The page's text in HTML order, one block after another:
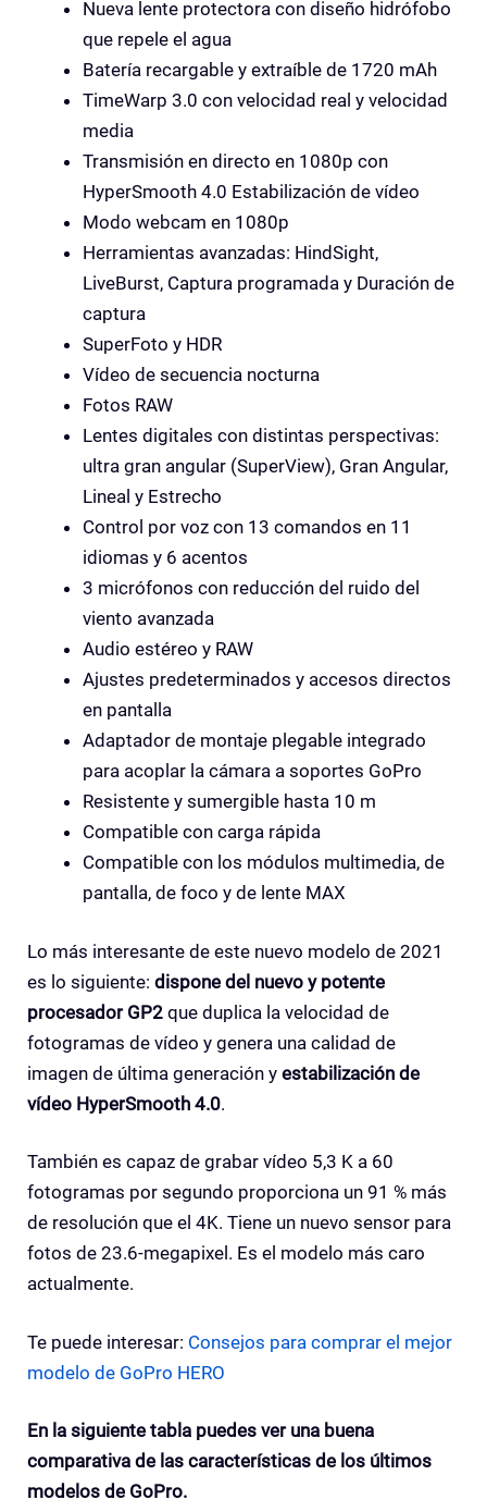
Nueva lente protectora con diseño hidrófobo
que repele el agua
Batería recargable y extraíble de 1720 mAh
TimeWarp 3.0 con velocidad real y velocidad
media
Transmisión en directo en 1080p con
HyperSmooth 4.0 Estabilización de vídeo
Modo webcam en 1080p
Herramientas avanzadas: HindSight,
LiveBurst, Captura programada y Duración de
captura
SuperFoto y HDR
Vídeo de secuencia nocturna
Fotos RAW
Lentes digitales con distintas perspectivas:
ultra gran angular (SuperView), Gran Angular,
Lineal y Estrecho
Control por voz con 13 comandos en 11
idiomas y 6 acentos
3 micrófonos con reducción del ruido del
viento avanzada
Audio estéreo y RAW
Ajustes predeterminados y accesos directos
en pantalla
Adaptador de montaje plegable integrado
para acoplar la cámara a soportes GoPro
Resistente y sumergible hasta 10 m
Compatible con carga rápida
Compatible con los módulos multimedia, de
pantalla, de foco y de lente MAX
Lo más interesante de este nuevo modelo de 2021
es lo siguiente: dispone del nuevo y potente
procesador GP2 que duplica la velocidad de
fotogramas de vídeo y genera una calidad de
imagen de última generación y estabilización de
vídeo HyperSmooth 4.0.
También es capaz de grabar vídeo 5,3 K a 60
fotogramas por segundo proporciona un 91 % más
de resolución que el 4K. Tiene un nuevo sensor para
fotos de 23.6-megapixel. Es el modelo más caro
actualmente.
Te puede interesar: Consejos para comprar el mejor
modelo de GoPro HERO
En la siguiente tabla puedes ver una buena
comparativa de las características de los últimos
modelos de GoPro.